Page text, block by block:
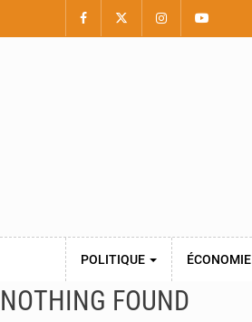
POLITIQUE ÉCONOMIE
NOTHING FOUND